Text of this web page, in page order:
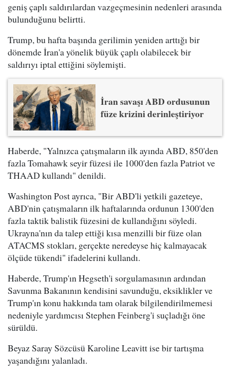
geniş çaplı saldırılardan vazgeçmesinin nedenleri arasında
bulunduğunu belirtti.
Trump, bu hafta başında gerilimin yeniden arttığı bir
dönemde İran'a yönelik büyük çaplı olabilecek bir
saldırıyı iptal ettiğini söylemişti.
İran savaşı ABD ordusunun
füze krizini derinleştiriyor
Haberde, "Yalnızca çatışmaların ilk ayında ABD, 850'den
fazla Tomahawk seyir füzesi ile 1000'den fazla Patriot ve
THAAD kullandı" denildi.
Washington Post ayrıca, "Bir ABD'li yetkili gazeteye,
ABD'nin çatışmaların ilk haftalarında ordunun 1300'den
fazla taktik balistik füzesini de kullandığını söyledi.
Ukrayna'nın da talep ettiği kısa menzilli bir füze olan
ATACMS stokları, gerçekte neredeyse hiç kalmayacak
ölçüde tükendi" ifadelerini kullandı.
Haberde, Trump'ın Hegseth'i sorgulamasının ardından
Savunma Bakanının kendisini savunduğu, eksiklikler ve
Trump'ın konu hakkında tam olarak bilgilendirilmemesi
nedeniyle yardımcısı Stephen Feinberg'i suçladığı öne
sürüldü.
Beyaz Saray Sözcüsü Karoline Leavitt ise bir tartışma
yaşandığını yalanladı.